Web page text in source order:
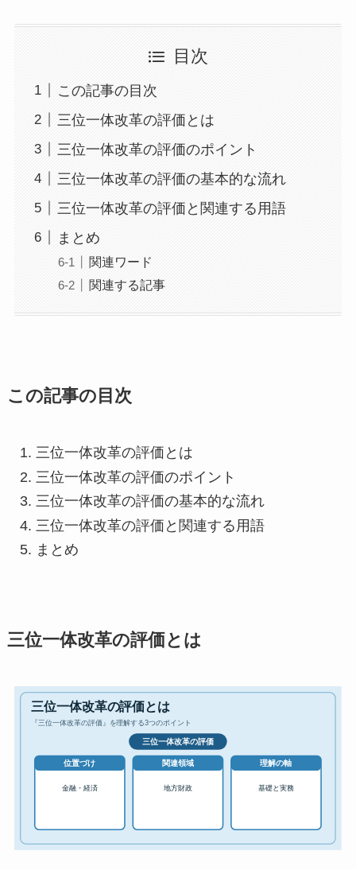
目次
この記事の目次
三位一体改革の評価とは
三位一体改革の評価のポイント
三位一体改革の評価の基本的な流れ
三位一体改革の評価と関連する用語
まとめ
関連ワード
関連する記事
この記事の目次
三位一体改革の評価とは
三位一体改革の評価のポイント
三位一体改革の評価の基本的な流れ
三位一体改革の評価と関連する用語
まとめ
三位一体改革の評価とは